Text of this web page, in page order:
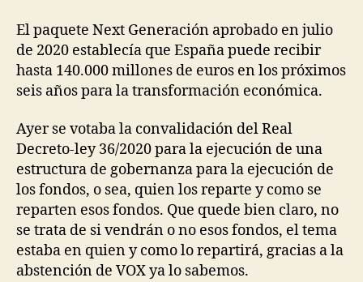
El paquete Next Generación aprobado en julio
de 2020 establecía que España puede recibir
hasta 140.000 millones de euros en los próximos
seis años para la transformación económica.
Ayer se votaba la convalidación del Real
Decreto-ley 36/2020 para la ejecución de una
estructura de gobernanza para la ejecución de
los fondos, o sea, quien los reparte y como se
reparten esos fondos. Que quede bien claro, no
se trata de si vendrán o no esos fondos, el tema
estaba en quien y como lo repartirá, gracias a la
abstención de VOX ya lo sabemos.